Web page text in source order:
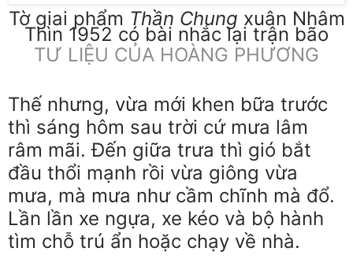
Tờ giai phẩm Thần Chung xuân Nhâm
Thìn 1952 có bài nhắc lại trận bão
TƯ LIỆU CỦA HOÀNG PHƯƠNG
Thế nhưng, vừa mới khen bữa trước
thì sáng hôm sau trời cứ mưa lâm
râm mãi. Đến giữa trưa thì gió bắt
đầu thổi mạnh rồi vừa giông vừa
mưa, mà mưa như cầm chĩnh mà đổ.
Lần lần xe ngựa, xe kéo và bộ hành
tìm chỗ trú ẩn hoặc chạy về nhà.